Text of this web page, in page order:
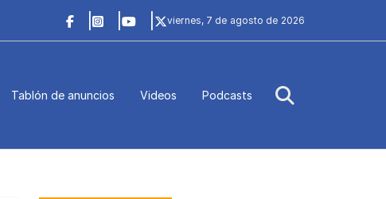
viernes, 7 de agosto de 2026
Tablón de anuncios Videos Podcasts